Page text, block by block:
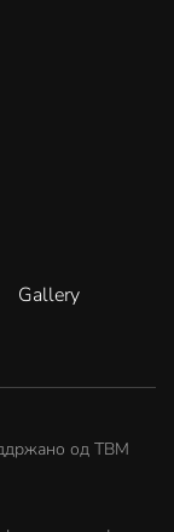
Gallery
од ТВМ